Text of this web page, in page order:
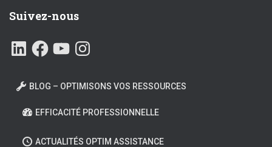
Suivez-nous
BLOG – OPTIMISONS VOS RESSOURCES
EFFICACITÉ PROFESSIONNELLE
ACTUALITÉS OPTIM ASSISTANCE